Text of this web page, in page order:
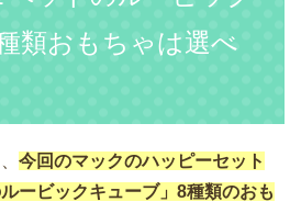
類おもちゃは選べ
今回のマックのハッピーセット
ービックキューブ」8種類のおも